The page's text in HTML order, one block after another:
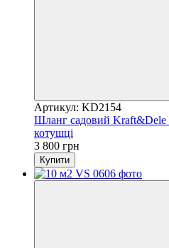
Артикул: KD2154
Шланг садовий
котушці
3 800 грн
Купити